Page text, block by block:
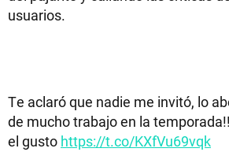
usuarios.
Te aclaró que nadie me invitó, lo
de mucho trabajo en la
el gusto https://t.co/KXfVu69vqk